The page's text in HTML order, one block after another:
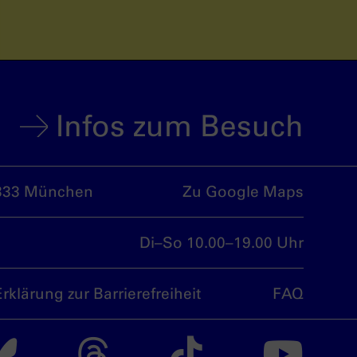
Infos zum Besuch
München Zu Google Maps
Di–So 10.00–19.00 Uhr
zur Barrierefreiheit FAQ